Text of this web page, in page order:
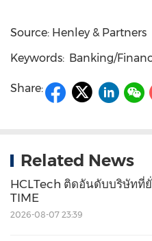
Source: Henley & Partners
Keywords: Banking/
Share:
Related News
HCLTech ติดอันดับบริษัทที่
TIME
2026-08-07 23:39